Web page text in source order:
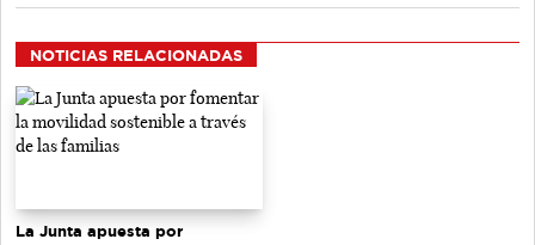
NOTICIAS RELACIONADAS
La Junta apuesta por